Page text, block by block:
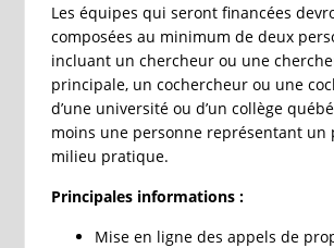
Les équipes qui seront financées
composées au minimum de deux
incluant un chercheur ou une
principale, un cochercheur ou une
d’une université ou d’un collège
moins une personne représentant un
milieu pratique.
Principales informations :
Mise en ligne des appels de